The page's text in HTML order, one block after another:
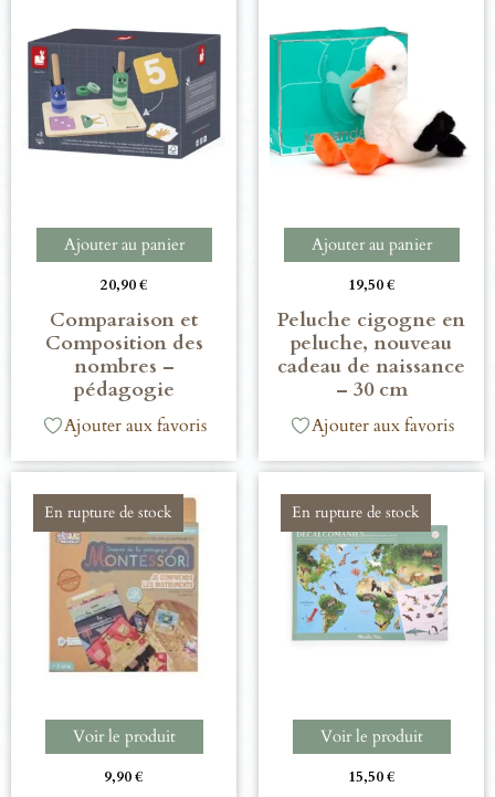
Ajouter au panier
20,90€
Comparaison et
Composition des
nombres –
pédagogie
Ajouter aux favoris
Ajouter au panier
19,50€
Peluche cigogne en
peluche, nouveau
cadeau de naissance
– 30 cm
Ajouter aux favoris
En rupture de stock
Voir le produit
9,90€
En rupture de stock
Voir le produit
15,50€